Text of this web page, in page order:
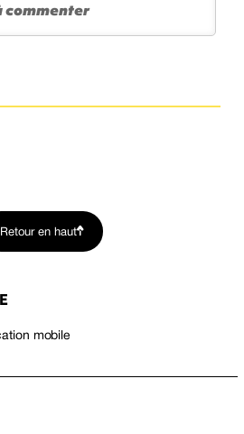
Retour en haut
mobile